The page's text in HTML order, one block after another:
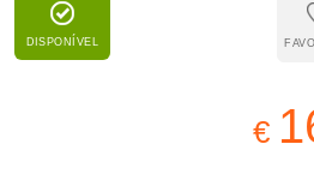
DISPONÍVEL
€